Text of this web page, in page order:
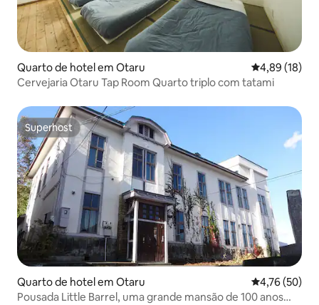
Quarto de hotel em Otaru Classificação
4,89 (18)
Cervejaria Otaru Tap Room Quarto triplo com tatami
Superhost
Superhost
Quarto de hotel em Otaru Classificação
4,76 (50)
Pousada Little Barrel, uma grande mansão de 100 anos